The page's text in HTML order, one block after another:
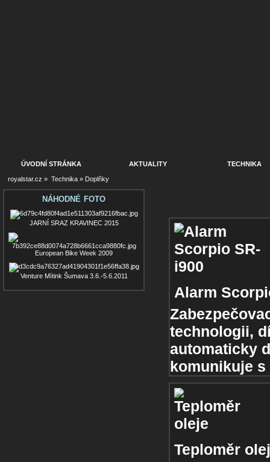
ÚVODNÍ STRÁNKA AKTUALITY TECHNIKA
royalstar.cz » Technika » Doplňky
Alarm
technologii,
automaticky
komunikuje s
Teploměr
NÁHODNÉ FOTO
JARNÍ SRAZ KRAVINEC 2015
European Bike Week 2009
Venture Mítink Šumava 3.6.-5.6.2011